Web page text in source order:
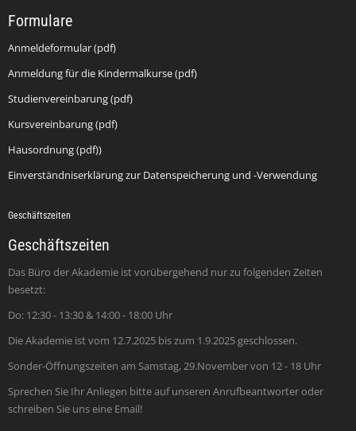
Formulare
Anmeldeformular (pdf)
Anmeldung für die Kindermalkurse (pdf)
Studienvereinbarung (pdf)
Kursvereinbarung (pdf)
Hausordnung (pdf))
Einverständniserklärung zur Datenspeicherung und -Verwendung
Geschäftszeiten
Geschäftszeiten
Das Büro der Akademie ist vorübergehend nur zu folgenden Zeiten
besetzt:
Do: 12:30 - 13:30 & 14:00 - 18:00 Uhr
Die Akademie ist vom 12.7.2025 bis zum 1.9.2025 geschlossen.
Sonder-Öffnungszeiten am Samstag, 29.November von 12 - 18 Uhr
Sprechen Sie Ihr Anliegen bitte auf unseren Anrufbeantworter oder
schreiben Sie uns eine Email!